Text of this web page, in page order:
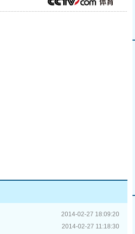
2014-02-27 18:09:20
2014-02-27 11:18:30